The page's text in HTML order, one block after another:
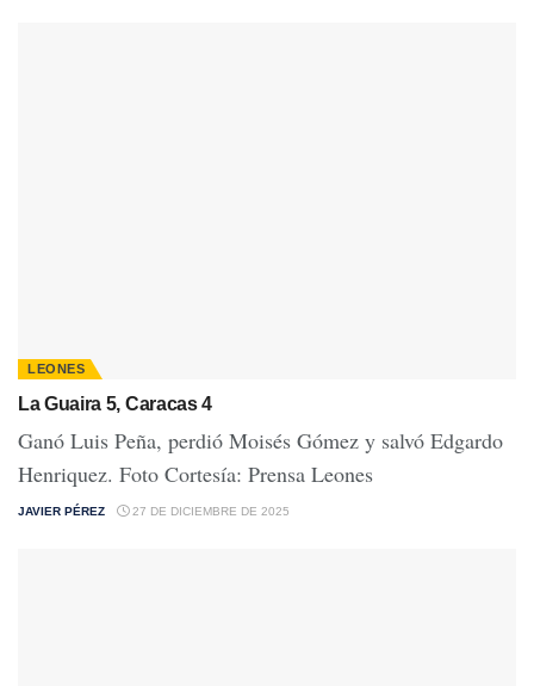
LEONES
La Guaira 5, Caracas 4
Ganó Luis Peña, perdió Moisés Gómez y salvó Edgardo
Henriquez. Foto Cortesía: Prensa Leones
JAVIER PÉREZ 27 DE DICIEMBRE DE 2025